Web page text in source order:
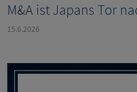
M&A ist Japans Tor
15.6.2026